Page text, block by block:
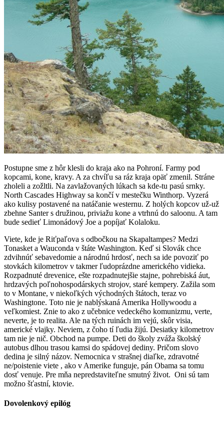
Postupne sme z hôr klesli do kraja ako na Pohroní. Farmy pod
kopcami, kone, kravy. A za chvíľu sa ráz kraja opäť zmenil. Stráne
zholeli a zožltli. Na zavlažovaných lúkach sa kde-tu pasú srnky.
North Cascades Highway sa končí v mestečku Winthorp. Vyzerá
ako kulisy postavené na natáčanie westernu. Z holých kopcov už-už
zbehne Santer s družinou, priviažu kone a vtrhnú do saloonu. A tam
bude sedieť Limonádový Joe a popíjať Kolaloku.
Viete, kde je Riťpaľova s odbočkou na Skapaltampes? Medzi
Tonasket a Wauconda v štáte Washington. Keď si Slovák chce
zdvihnúť sebavedomie a národnú hrdosť, nech sa ide povoziť po
stovkách kilometrov v takmer ľudoprázdne amerického vidieka.
Rozpadnuté drevenice, ešte rozpadnutejšie stajne, pohrebiská áut,
hrdzavých poľnohospodárskych strojov, staré kempery. Zažila som
to v Montane, v niekoľkých východných štátoch, teraz vo
Washingtone. Toto nie je nablýskaná Amerika Hollywoodu a
veľkomiest. Znie to ako z učebnice vedeckého komunizmu, verte,
neverte, je to realita. Ale na tých ruinách im vejú, skôr visia,
americké vlajky. Neviem, z čoho tí ľudia žijú. Desiatky kilometrov
tam nie je nič. Obchod na pumpe. Deti do školy zváža školský
autobus dlhou trasou kamsi do spádovej dediny. Pričom slovo
dedina je silný názov. Nemocnica v strašnej diaľke, zdravotné
ne/poistenie viete , ako v Amerike funguje, pán Obama sa tomu
dosť venuje. Pre mňa nepredstaviteľne smutný život. Oni sú tam
možno šťastní, ktovie.
Dovolenkový epilóg